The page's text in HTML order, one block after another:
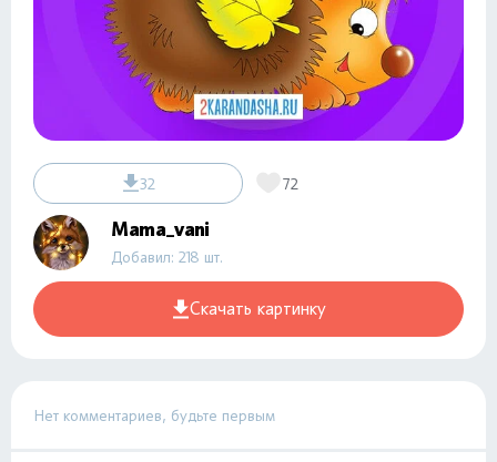
32 72
Mama_vani
Добавил: 218 шт.
Скачать картинку
Нет комментариев, будьте первым